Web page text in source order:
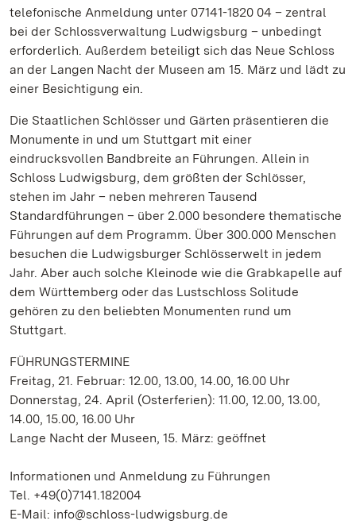
telefonische Anmeldung unter 07141-1820 04 – zentral
bei der Schlossverwaltung Ludwigsburg – unbedingt
erforderlich. Außerdem beteiligt sich das Neue Schloss
an der Langen Nacht der Museen am 15. März und lädt zu
einer Besichtigung ein.
Die Staatlichen Schlösser und Gärten präsentieren die
Monumente in und um Stuttgart mit einer
eindrucksvollen Bandbreite an Führungen. Allein in
Schloss Ludwigsburg, dem größten der Schlösser,
stehen im Jahr – neben mehreren Tausend
Standardführungen – über 2.000 besondere thematische
Führungen auf dem Programm. Über 300.000 Menschen
besuchen die Ludwigsburger Schlösserwelt in jedem
Jahr. Aber auch solche Kleinode wie die Grabkapelle auf
dem Württemberg oder das Lustschloss Solitude
gehören zu den beliebten Monumenten rund um
Stuttgart.
FÜHRUNGSTERMINE
Freitag, 21. Februar: 12.00, 13.00, 14.00, 16.00 Uhr
Donnerstag, 24. April (Osterferien): 11.00, 12.00, 13.00,
14.00, 15.00, 16.00 Uhr
Lange Nacht der Museen, 15. März: geöffnet
Informationen und Anmeldung zu Führungen
Tel. +49(0)7141.182004
E-Mail: info@schloss-ludwigsburg.de